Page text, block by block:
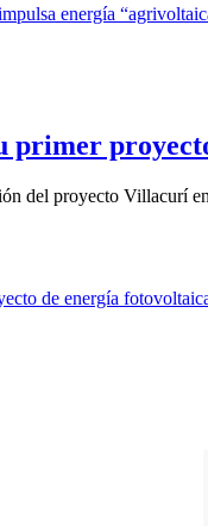
primer
del proyecto Villacurí